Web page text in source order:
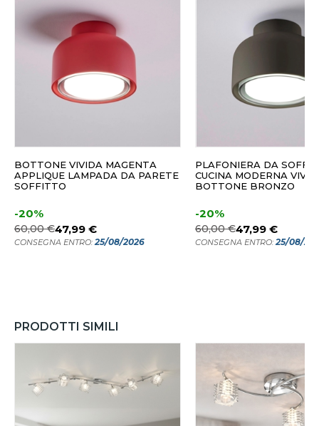
BOTTONE VIVIDA MAGENTA
APPLIQUE LAMPADA DA PARETE
SOFFITTO
-20%
60,00 €47,99 €
CONSEGNA ENTRO:25/08/2026
PLAFONIERA DA
CUCINA MODERNA
BOTTONE BRONZO
-20%
60,00 €47,99 €
CONSEGNA ENTRO:25/08/
PRODOTTI SIMILI